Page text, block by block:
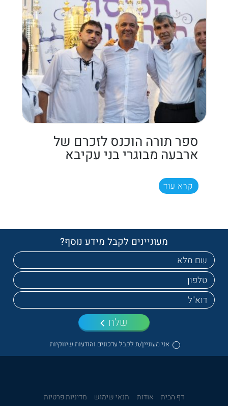
ספר תורה הוכנס לזכרם של
ארבעה מבוגרי בני עקיבא
קרא עוד
מעוניינים לקבל מידע נוסף?
אני מעוניין/ת לקבל עדכונים והודעות שיווקיות.
שלח
דף הבית אודות תנאי שימוש מדיניות פרטיות